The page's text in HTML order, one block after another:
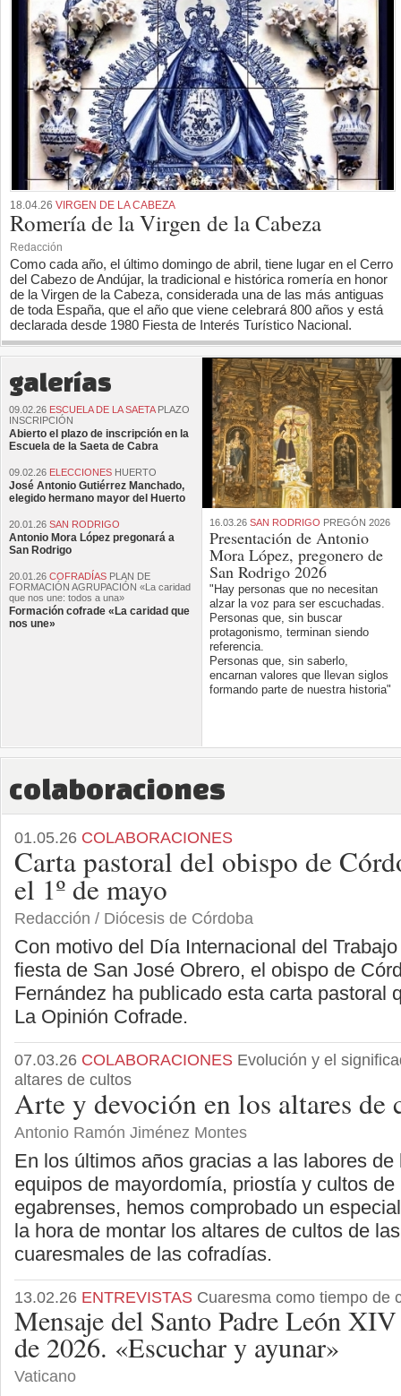
18.04.26 VIRGEN DE LA CABEZA
Romería de la Virgen de la Cabeza
Redacción
Como cada año, el último domingo de abril, tiene lugar en el Cerro
del Cabezo de Andújar, la tradicional e histórica romería en honor
de la Virgen de la Cabeza, considerada una de las más antiguas
de toda España, que el año que viene celebrará 800 años y está
declarada desde 1980 Fiesta de Interés Turístico Nacional.
galerías
09.02.26 ESCUELA DE LA SAETAPLAZO
INSCRIPCIÓN
Abierto el plazo de inscripción en la
Escuela de la Saeta de Cabra
09.02.26 ELECCIONES HUERTO
José Antonio Gutiérrez Manchado,
elegido hermano mayor del Huerto
20.01.26 SAN RODRIGO
Antonio Mora López pregonará a
San Rodrigo
20.01.26 COFRADÍAS PLAN DE
FORMACIÓN AGRUPACIÓN «La caridad
que nos une: todos a una»
Formación cofrade «La caridad que
nos une»
16.03.26 SAN RODRIGO PREGÓN 2026
Presentación de Antonio
Mora López, pregonero de
San Rodrigo 2026
"Hay personas que no necesitan
alzar la voz para ser escuchadas.
Personas que, sin buscar
protagonismo, terminan siendo
referencia.
Personas que, sin saberlo,
encarnan valores que llevan siglos
formando parte de nuestra historia"
colaboraciones
01.05.26 COLABORACIONES
Carta pastoral del obispo de
el 1º de mayo
Redacción / Diócesis de Córdoba
Con motivo del Día Internacional del
fiesta de San José Obrero, el obispo de
Fernández ha publicado esta carta pastoral
La Opinión Cofrade.
07.03.26 COLABORACIONES Evolución y el
altares de cultos
Arte y devoción en los altares de
Antonio Ramón Jiménez Montes
En los últimos años gracias a las labores de
equipos de mayordomía, priostía y cultos
egabrenses, hemos comprobado un
la hora de montar los altares de cultos de
cuaresmales de las cofradías.
13.02.26 ENTREVISTAS Cuaresma como tiempo de
Mensaje del Santo Padre León
de 2026. «Escuchar y ayunar»
Vaticano